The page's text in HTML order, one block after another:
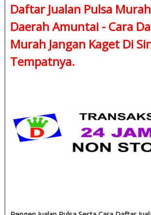
Daftar Jualan Pulsa
Daerah Amuntai - Cara
Murah Jangan Kaget Di
Tempatnya.